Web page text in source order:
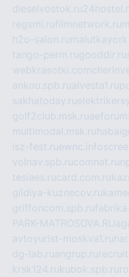
dieselvostok.ru
regsmi.rufilmnetwork.ru
h2o-salon.ru
tango-perm.rugooddir.ru
webkrasotki.com
ankou.spb.rualvesta1.ru
sakhatoday.ru
golf2club.msk.ru
multimodal.msk.ru
isz-fest.ruewnc.info
volnav.spb.rucomnat.ru
tesiaes.rucard.com.ru
gildiya-kuznecov.ru
griffoncom.spb.ru
PARK-MATROSOVA.RU
avtoyurist-moskva1.ru
dg-lab.ruangrup.ru
krsk124.rukubok.spb.ru